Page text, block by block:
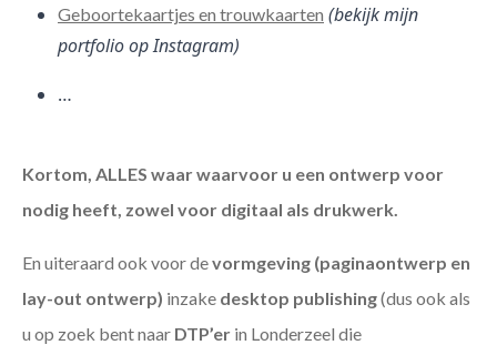
Geboortekaartjes en trouwkaarten (bekijk mijn
portfolio op Instagram)
…
Kortom, ALLES waar waarvoor u een ontwerp voor
nodig heeft, zowel voor digitaal als drukwerk.
En uiteraard ook voor devormgeving (paginaontwerp en
lay-out ontwerp) inzake desktop publishing(dus ook als
u op zoek bent naar DTP’er in Londerzeel die